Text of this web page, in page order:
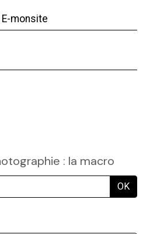
monsite
: la macro
OK